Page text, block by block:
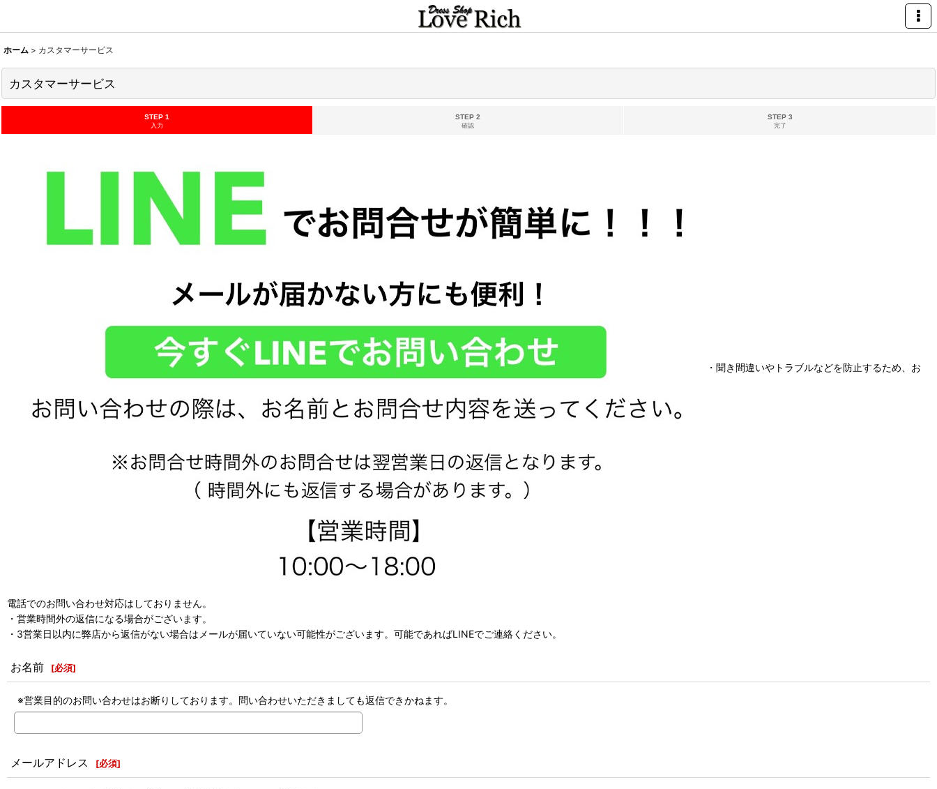
ホーム > カスタマーサービス
カスタマーサービス
STEP 1
入力
STEP 2
確認
STEP 3
完了
・聞き間違いやトラブルなどを防止するため、お
電話でのお問い合わせ対応はしておりません。
・営業時間外の返信になる場合がございます。
・3営業日以内に弊店から返信がない場合はメールが届いていない可能性がございます。可能であればLINEでご連絡ください。
お名前 [必須]
※営業目的のお問い合わせはお断りしております。問い合わせいただきましても返信できかねます。
メールアドレス [必須]